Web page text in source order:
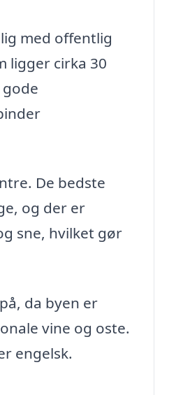
med offentlig
ligger cirka 30
De bedste
og der er
sne, hvilket gør
da byen er
vine og oste.
engelsk.